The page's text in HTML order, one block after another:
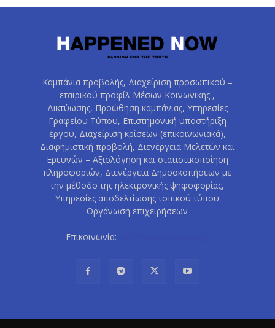
Καμπάνια προβολής, Διαχείριση προσωπικού –
εταιρικού προφίλ Μέσων Κοινωνικής ,
Δικτύωσης, Προώθηση καμπάνιας, Υπηρεσίες
Γραφείου Τύπου, Επιστημονική υποστήριξη
έργου, Διαχείριση κρίσεων (επικοινωνιακά),
Διαφημιστική προβολή, Διενέργεια Μελετών και
Ερευνών – Αξιολόγηση και στατιστικοποίηση
πληροφοριών, Διενέργεια Δημοσκοπήσεων με
την μέθοδο της ηλεκτρονικής ψηφοφορίας,
Υπηρεσίες αποδελτίωσης τοπικού τύπου
Οργάνωση επιχειρήσεων
Επικοινωνία: